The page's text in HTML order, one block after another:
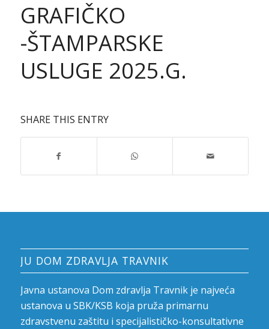
GRAFIČKO
-ŠTAMPARSKE
USLUGE 2025.G.
SHARE THIS ENTRY
JU DOM ZDRAVLJA TRAVNIK
Javna ustanova Dom zdravlja Travnik je najveća
ustanova u SBK/KSB koja pruža primarnu
zdravstvenu zaštitu i specijalističko-konsultativne